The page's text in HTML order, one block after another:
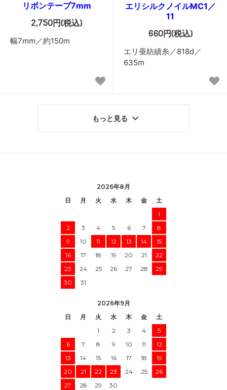
リボンテープ7mm
2,750円(税込)
幅7mm／約150m
エリシルクノイルMC1／
11
660円(税込)
エリ蚕紡績糸／818d／
635m
もっと見る
2026年8月
日
月 火 水 木 金
土
1
2
3 4 5 6 7
8
9
10 11 12 13 14
15
16
17 18 19 20 21
22
23
24 25 26 27 28
29
30
31
2026年9月
日
月 火 水 木 金
土
1
2 3 4
5
6
7 8 9 10 11
12
13
14 15 16 17 18
19
20
21 22 23 24 25
26
27
28 29 30